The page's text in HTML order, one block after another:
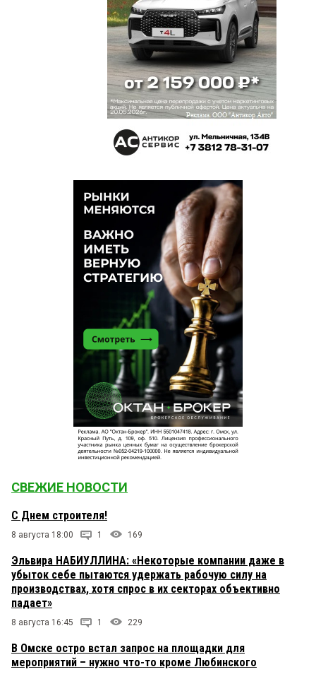
СВЕЖИЕ НОВОСТИ
С Днем строителя!
8 августа 18:00 1 169
Эльвира НАБИУЛЛИНА: «Некоторые компании даже в
убыток себе пытаются удержать рабочую силу на
производствах, хотя спрос в их секторах объективно
падает»
8 августа 16:45 1 229
В Омске остро встал запрос на площадки для
мероприятий – нужно что-то кроме Любинского